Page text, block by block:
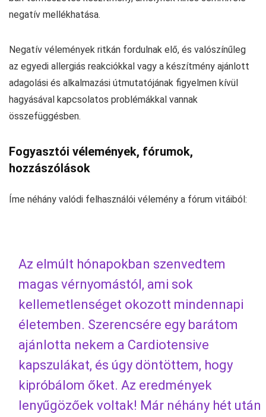
negatív mellékhatása.
Negatív vélemények ritkán fordulnak elő, és valószínűleg
az egyedi allergiás reakciókkal vagy a készítmény ajánlott
adagolási és alkalmazási útmutatójának figyelmen kívül
hagyásával kapcsolatos problémákkal vannak
összefüggésben.
Fogyasztói vélemények, fórumok,
hozzászólások
Íme néhány valódi felhasználói vélemény a fórum vitáiból:
Az elmúlt hónapokban szenvedtem
magas vérnyomástól, ami sok
kellemetlenséget okozott mindennapi
életemben. Szerencsére egy barátom
ajánlotta nekem a Cardiotensive
kapszulákat, és úgy döntöttem, hogy
kipróbálom őket. Az eredmények
lenyűgözőek voltak! Már néhány hét után